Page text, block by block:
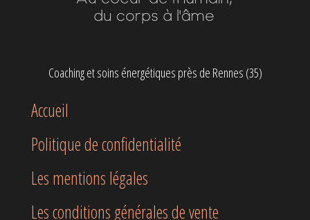
Coaching et soins énergétiques près de Rennes (35)
Accueil
Politique de confidentialité
Les mentions légales
Les conditions générales de vente